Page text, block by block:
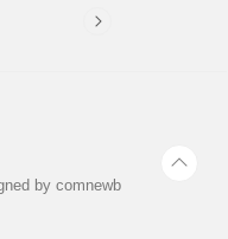
국 이 공식으로 계산을
by comnewb